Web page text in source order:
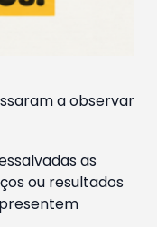
a observar
as
ou resultados